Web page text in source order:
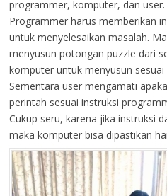
programmer, komputer, dan user.
Programmer harus memberikan
untuk menyelesaikan masalah.
menyusun potongan puzzle dari
komputer untuk menyusun
Sementara user mengamati
perintah sesuai instruksi
Cukup seru, karena jika instruksi
maka komputer bisa dipastikan